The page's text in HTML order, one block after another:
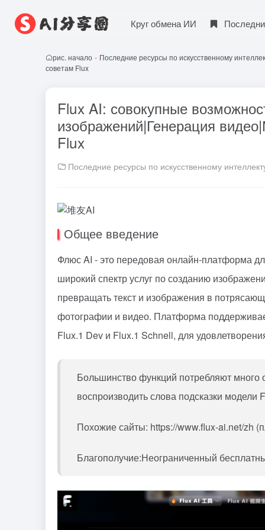
Круг обмена ИИ
рис. начало - Последние ресурсы по искусственному
советам Flux
Flux AI: совокупные
изображений|Генерация
Flux
Последние ресурсы по искусственному
Общее введение
ФлюсAI - это передовая онлайн-платформа
широкий спектр услуг по созданию
превращать текст и изображения в
фотографии и видео. Платформа
Flux.1 Dev и Flux.1 Schnell, для
Большинство функций потребляют много
воспроизводить слова подсказки
Похожие сайты: https://www.flux-ai.net/zh
Благополучие:Неограниченный